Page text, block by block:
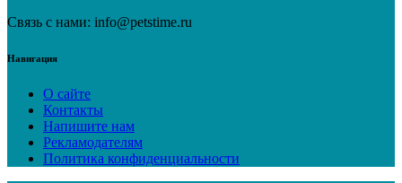
Связь с нами: info@petstime.ru
Навигация
О сайте
Контакты
Напишите нам
Рекламодателям
Политика конфиденциальности